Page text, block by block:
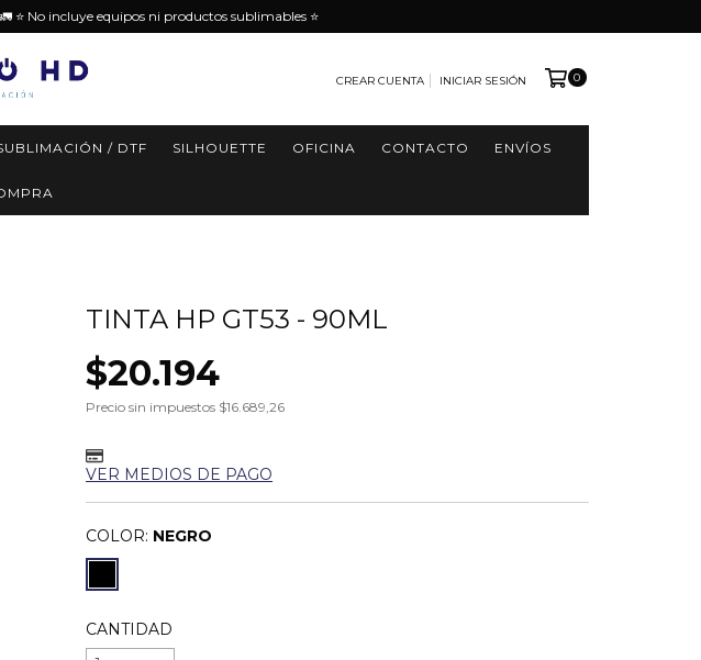
⭐️ No incluye equipos ni productos sublimables ⭐️
CREAR CUENTA INICIAR SESIÓN 0
/ DTF SILHOUETTE OFICINA CONTACTO ENVÍOS
TINTA HP GT53 - 90ML
$20.194
Precio sin impuestos $16.689,26
VER MEDIOS DE PAGO
COLOR: NEGRO
CANTIDAD